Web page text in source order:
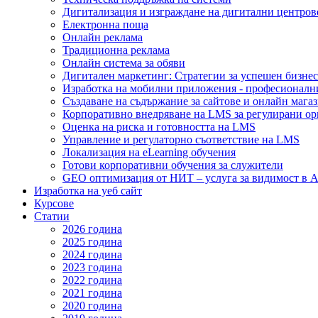
Дигитализация и изграждане на дигитални
Електронна поща
Онлайн реклама
Традиционна реклама
Онлайн система за обяви
Дигитален маркетинг: Стратегии за успешен бизнес
Изработка на мобилни приложения -
Създаване на съдържание за сайтове и онлайн
Корпоративно внедряване на LMS за регулирани
Оценка на риска и готовността на LMS
Управление и регулаторно съответствие на LMS
Локализация на eLearning обучения
Готови корпоративни обучения за служители
GEO оптимизация от НИТ – услуга за видимост в
Изработка на уеб сайт
Курсове
Статии
2026 година
2025 година
2024 година
2023 година
2022 година
2021 година
2020 година